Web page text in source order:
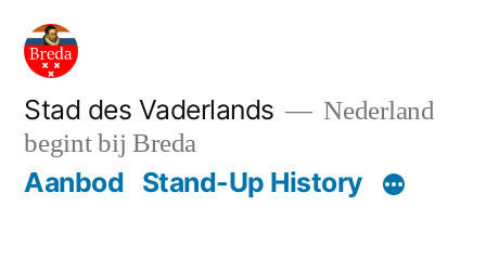
naar
inhoud
Stad des Vaderlands
Nederland
begint bij Breda
Aanbod Stand-Up History